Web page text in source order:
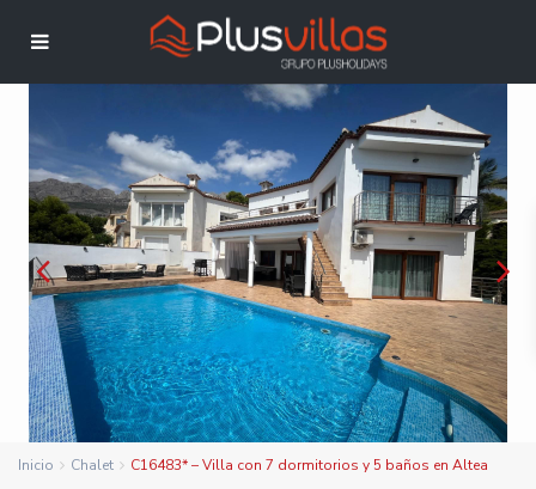
Inicio Chalet C16483* – Villa con 7 dormitorios y 5 baños en Altea